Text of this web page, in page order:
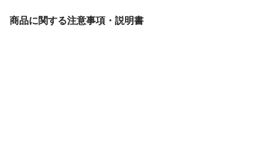
商品に関する注意事項・説明書